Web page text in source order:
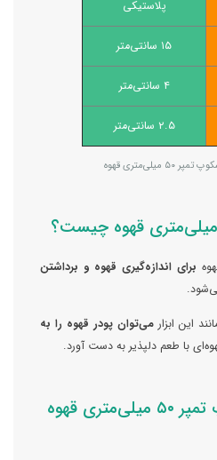
پلاستیکی
۱۵ سانتی‌متر
۴ سانتی‌متر
۲.۵ سانتی‌متر
قهوه
برای اندازه‌گیری قهوه و برداشتن
این ابزارمی‌توان پودر قهوه را به
با طعم دلپذیر به دست آورد.
قهوه